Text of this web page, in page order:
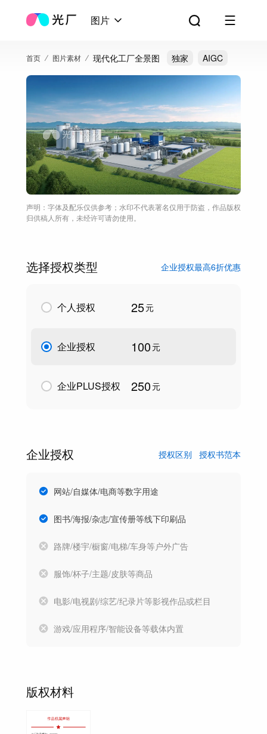
图片
首页 图片素材 现代化工厂全景图 独家 AIGC
声明：字体及配乐仅供参考；水印不代表署名仅用于防盗，作品版权
归供稿人所有，未经许可请勿使用。
选择授权类型 企业授权最高6折优惠
个人授权 25元
企业授权 100 元
企业PLUS授权 250元
企业授权 授权区别 授权书范本
网站/自媒体/电商等数字用途
图书/海报/杂志/宣传册等线下印刷品
路牌/楼宇/橱窗/电梯/车身等户外广告
服饰/杯子/主题/皮肤等商品
电影/电视剧/综艺/纪录片等影视作品或栏目
游戏/应用程序/智能设备等载体内置
版权材料